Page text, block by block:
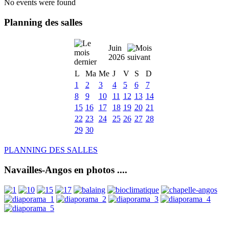
No events were found
Planning des salles
Juin
2026
L
Ma Me J V S
D
1
2 3 4 5 6
7
8
9 10 11 12 13 14
15 16 17 18 19 20 21
22 23 24 25 26 27 28
29 30
PLANNING DES SALLES
Navailles-Angos en photos ....